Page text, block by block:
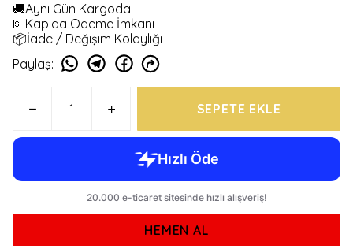
🚚Aynı Gün Kargoda
💵Kapıda Ödeme İmkanı
📦İade / Değişim Kolaylığı
Paylaş:
SEPETE EKLE
HEMEN AL